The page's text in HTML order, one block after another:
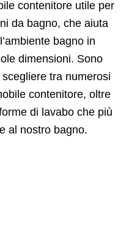
contenitore utile per
da bagno, che aiuta
bagno in
dimensioni. Sono
tra numerosi
contenitore, oltre
di lavabo che più
al nostro bagno.